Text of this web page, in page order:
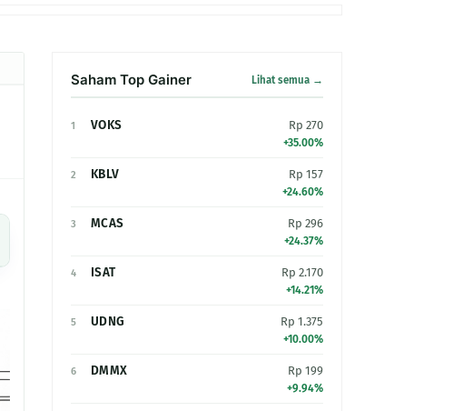
Saham Top Gainer Lihat semua →
1 VOKS Rp 270
+35.00%
2 KBLV Rp 157
+24.60%
3 MCAS Rp 296
+24.37%
4 ISAT Rp 2.170
+14.21%
5 UDNG Rp 1.375
+10.00%
6 DMMX Rp 199
+9.94%